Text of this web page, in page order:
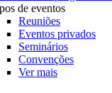
de eventos
Reuniões
Eventos privados
Seminários
Convenções
Ver mais